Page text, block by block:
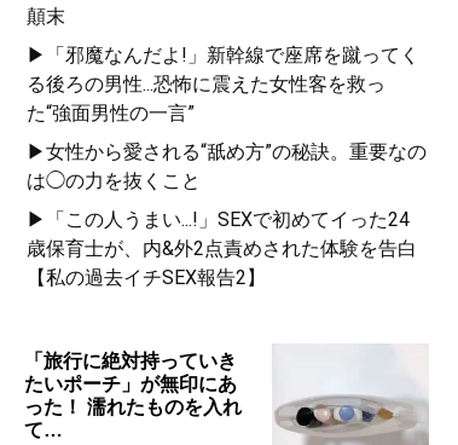
顛末
▶「邪魔なんだよ!」新幹線で座席を蹴ってく
る後ろの男性...恐怖に震えた女性客を救っ
た“強面男性の一言”
▶女性から愛される“舐め方”の秘訣。重要なの
は◯の力を抜くこと
▶「この人うまい...!」SEXで初めてイった24
歳保育士が、内&外2点責めされた体験を告白
【私の過去イチSEX報告2】
「旅行に絶対持っていき
たいポーチ」が無印にあ
った！ 濡れたものを入れ
て…